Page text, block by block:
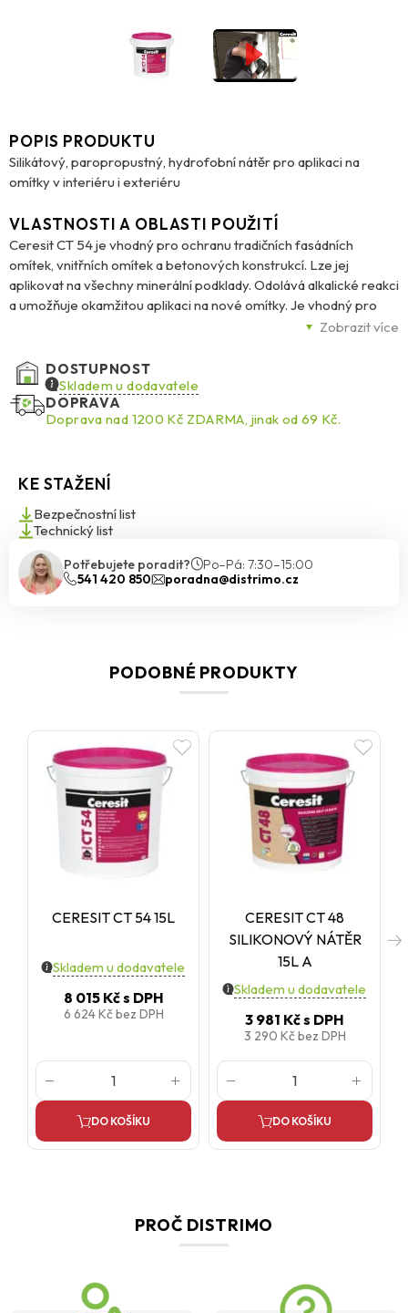
POPIS PRODUKTU
Silikátový, paropropustný, hydrofobní nátěr pro aplikaci na
omítky v interiéru i exteriéru
Zobrazit více
VLASTNOSTI A OBLASTI POUŽITÍ
Ceresit CT 54 je vhodný pro ochranu tradičních fasádních
omítek, vnitřních omítek a betonových konstrukcí. Lze jej
aplikovat na všechny minerální podklady. Odolává alkalické reakci
a umožňuje okamžitou aplikaci na nové omítky. Je vhodný pro
povrchovou úpravu minerálních omítek Ceresit CT 34 nebo CT
omítek CT 174, CT 175. Je ideální pro použití se systémem
Ceresit Ceretherm při zateplování budov. Fasády s nátěrem CT
54 je možné čistit pomocí tlakové vody. Nepoužívejte na
sádrových podkladech, živičných nátěrech, neminerálních
DOSTUPNOST
Skladem u dodavatele
DOPRAVA
Doprava nad 1200 Kč ZDARMA, jinak od 69 Kč.
KE STAŽENÍ
Bezpečnostní list
Technický list
Potřebujete poradit?
Po–Pá: 7:30–15:00
541 420 850
poradna@distrimo.cz
PODOBNÉ PRODUKTY
CERESIT CT 54 15L
Skladem u dodavatele
8 015 Kčs DPH
6 624 Kčbez DPH
DO KOŠÍKU
CERESIT CT 48
SILIKONOVÝ NÁTĚR
15L A
Skladem u dodavatele
3 981 Kčs DPH
3 290 Kčbez DPH
DO KOŠÍKU
PROČ DISTRIMO